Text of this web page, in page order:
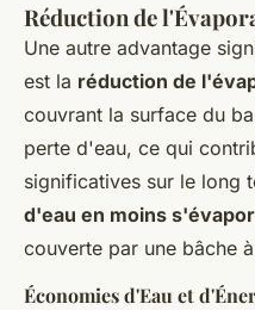
Réduction de
Une autre advantage
est la réduction de
couvrant la surface du
perte d'eau, ce qui
significatives sur le long
d'eau en moins
couverte par une bâche
Économies d'Eau et